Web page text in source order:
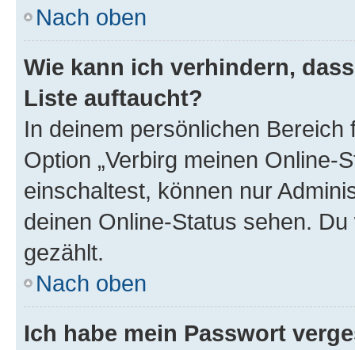
Nach oben
Wie kann ich verhindern,
Liste auftaucht?
In deinem persönlichen
Option „Verbirg meinen Online-
einschaltest, können nur
deinen Online-Status sehen.
gezählt.
Nach oben
Ich habe mein Passwort